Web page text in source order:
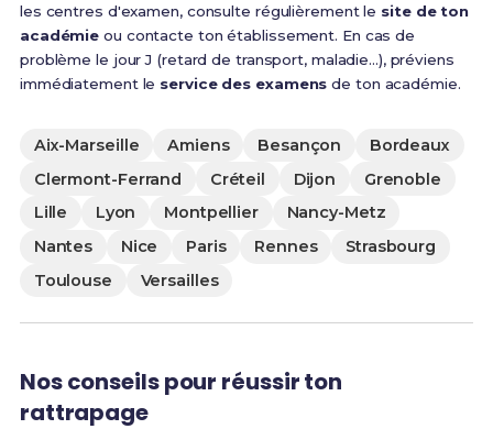
les centres d'examen, consulte régulièrement le site de ton
académie ou contacte ton établissement. En cas de
problème le jour J (retard de transport, maladie...), préviens
immédiatement le service des examens de ton académie.
Aix-Marseille Amiens Besançon
Bordeaux
Clermont-Ferrand
Créteil Dijon
Grenoble
Lille
Lyon Montpellier
Nancy-Metz
Nantes
Nice Paris Rennes
Strasbourg
Toulouse
Versailles
Nos conseils pour réussir ton
rattrapage